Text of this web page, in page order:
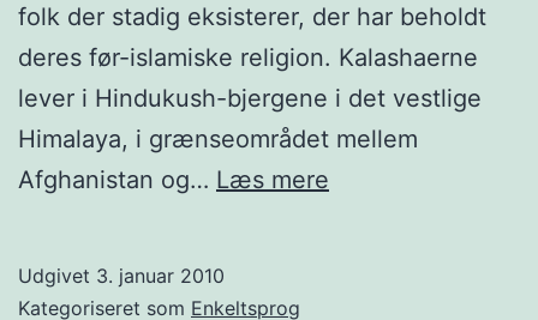
folk der stadig eksisterer, der har beholdt
deres før-islamiske religion. Kalashaerne
lever i Hindukush-bjergene i det vestlige
Himalaya, i grænseområdet mellem
Afghanistan og… Læs mere
Udgivet 3. januar 2010
Kategoriseret som Enkeltsprog